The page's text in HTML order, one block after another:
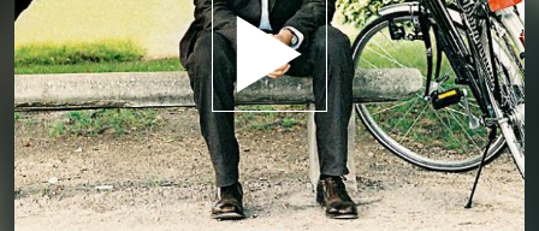
Jouer la bande-annonce